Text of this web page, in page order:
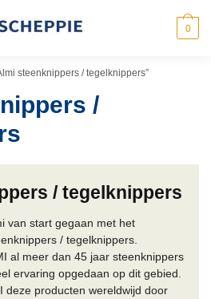
0
steenknippers / tegelknippers”
/
/ tegelknippers
van start gegaan met het
/ tegelknippers.
al meer dan 45 jaar steenknippers
ervaring opgedaan op dit gebied.
deze producten wereldwijd door